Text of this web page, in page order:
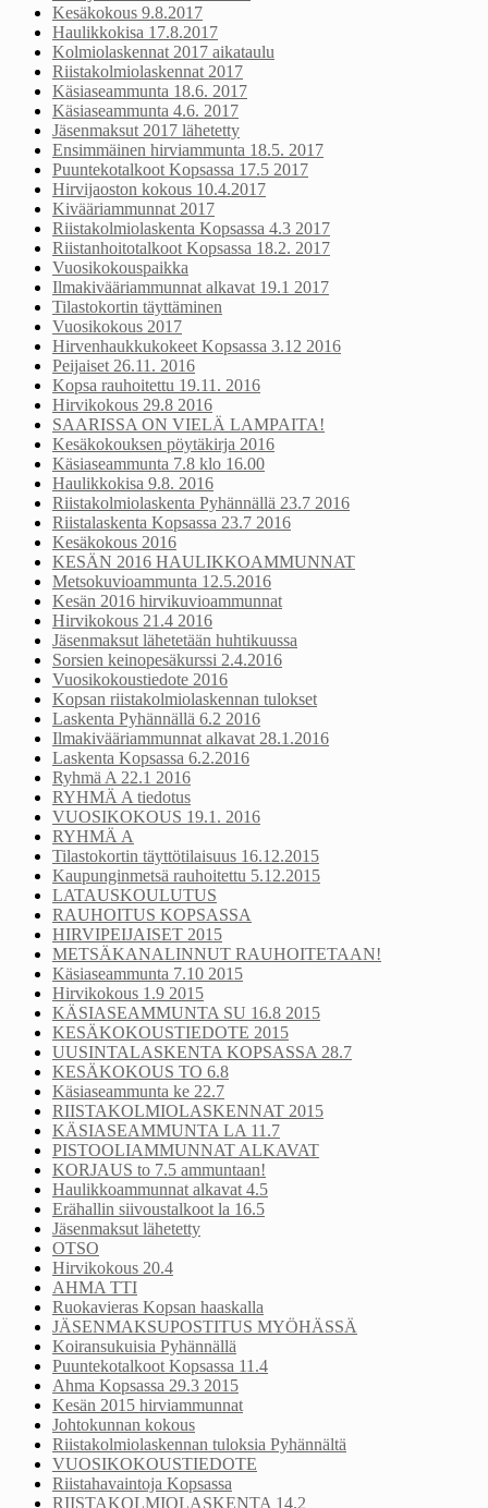
Kesäkokous 9.8.2017
Haulikkokisa 17.8.2017
Kolmiolaskennat 2017 aikataulu
Riistakolmiolaskennat 2017
Käsiaseammunta 18.6. 2017
Käsiaseammunta 4.6. 2017
Jäsenmaksut 2017 lähetetty
Ensimmäinen hirviammunta 18.5. 2017
Puuntekotalkoot Kopsassa 17.5 2017
Hirvijaoston kokous 10.4.2017
Kivääriammunnat 2017
Riistakolmiolaskenta Kopsassa 4.3 2017
Riistanhoitotalkoot Kopsassa 18.2. 2017
Vuosikokouspaikka
Ilmakivääriammunnat alkavat 19.1 2017
Tilastokortin täyttäminen
Vuosikokous 2017
Hirvenhaukkukokeet Kopsassa 3.12 2016
Peijaiset 26.11. 2016
Kopsa rauhoitettu 19.11. 2016
Hirvikokous 29.8 2016
SAARISSA ON VIELÄ LAMPAITA!
Kesäkokouksen pöytäkirja 2016
Käsiaseammunta 7.8 klo 16.00
Haulikkokisa 9.8. 2016
Riistakolmiolaskenta Pyhännällä 23.7 2016
Riistalaskenta Kopsassa 23.7 2016
Kesäkokous 2016
KESÄN 2016 HAULIKKOAMMUNNAT
Metsokuvioammunta 12.5.2016
Kesän 2016 hirvikuvioammunnat
Hirvikokous 21.4 2016
Jäsenmaksut lähetetään huhtikuussa
Sorsien keinopesäkurssi 2.4.2016
Vuosikokoustiedote 2016
Kopsan riistakolmiolaskennan tulokset
Laskenta Pyhännällä 6.2 2016
Ilmakivääriammunnat alkavat 28.1.2016
Laskenta Kopsassa 6.2.2016
Ryhmä A 22.1 2016
RYHMÄ A tiedotus
VUOSIKOKOUS 19.1. 2016
RYHMÄ A
Tilastokortin täyttötilaisuus 16.12.2015
Kaupunginmetsä rauhoitettu 5.12.2015
LATAUSKOULUTUS
RAUHOITUS KOPSASSA
HIRVIPEIJAISET 2015
METSÄKANALINNUT RAUHOITETAAN!
Käsiaseammunta 7.10 2015
Hirvikokous 1.9 2015
KÄSIASEAMMUNTA SU 16.8 2015
KESÄKOKOUSTIEDOTE 2015
UUSINTALASKENTA KOPSASSA 28.7
KESÄKOKOUS TO 6.8
Käsiaseammunta ke 22.7
RIISTAKOLMIOLASKENNAT 2015
KÄSIASEAMMUNTA LA 11.7
PISTOOLIAMMUNNAT ALKAVAT
KORJAUS to 7.5 ammuntaan!
Haulikkoammunnat alkavat 4.5
Erähallin siivoustalkoot la 16.5
Jäsenmaksut lähetetty
OTSO
Hirvikokous 20.4
AHMA TTI
Ruokavieras Kopsan haaskalla
JÄSENMAKSUPOSTITUS MYÖHÄSSÄ
Koiransukuisia Pyhännällä
Puuntekotalkoot Kopsassa 11.4
Ahma Kopsassa 29.3 2015
Kesän 2015 hirviammunnat
Johtokunnan kokous
Riistakolmiolaskennan tuloksia Pyhännältä
VUOSIKOKOUSTIEDOTE
Riistahavaintoja Kopsassa
RIISTAKOLMIOLASKENTA 14.2